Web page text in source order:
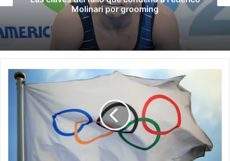
Suramericanos compuesta por mujeres